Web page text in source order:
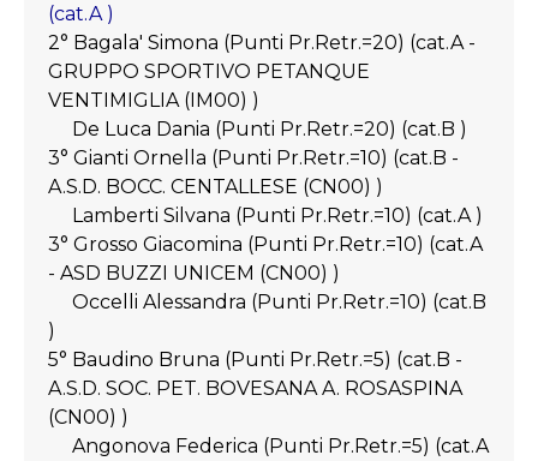
(cat.A )
2° Bagala' Simona (Punti Pr.Retr.=20) (cat.A -
GRUPPO SPORTIVO PETANQUE
VENTIMIGLIA (IM00) )
De Luca Dania (Punti Pr.Retr.=20) (cat.B )
3° Gianti Ornella (Punti Pr.Retr.=10) (cat.B -
A.S.D. BOCC. CENTALLESE (CN00) )
Lamberti Silvana (Punti Pr.Retr.=10) (cat.A )
3° Grosso Giacomina (Punti Pr.Retr.=10) (cat.A
- ASD BUZZI UNICEM (CN00) )
Occelli Alessandra (Punti Pr.Retr.=10) (cat.B
)
5° Baudino Bruna (Punti Pr.Retr.=5) (cat.B -
A.S.D. SOC. PET. BOVESANA A. ROSASPINA
(CN00) )
Angonova Federica (Punti Pr.Retr.=5) (cat.A